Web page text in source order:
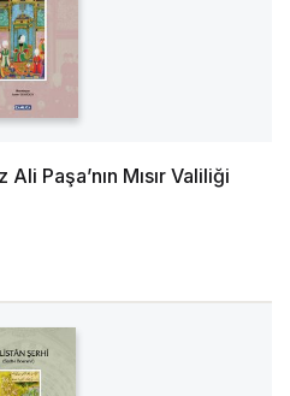
Paşa’nın Mısır Valiliği